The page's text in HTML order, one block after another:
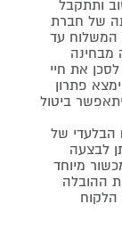
ותתקבל
של חברת
המשלוח עד
מבחינה
את חיי
פתרון
ביטול
הבלעדי של
לבצעה
מיוחד
ההובלה
הלקוח